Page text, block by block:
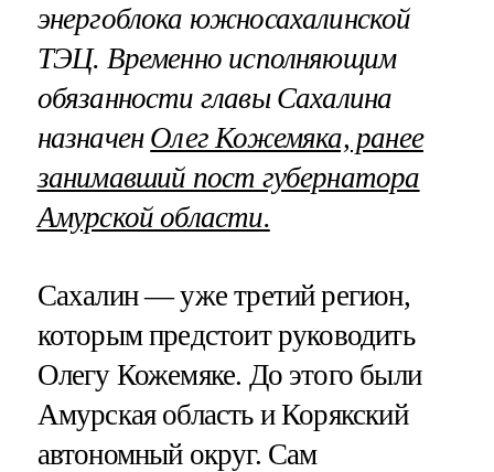
энергоблока южносахалинской
ТЭЦ. Временно исполняющим
обязанности главы Сахалина
назначен Олег Кожемяка, ранее
занимавший пост губернатора
Амурской области.
Сахалин — уже третий регион,
которым предстоит руководить
Олегу Кожемяке. До этого были
Амурская область и Корякский
автономный округ. Сам